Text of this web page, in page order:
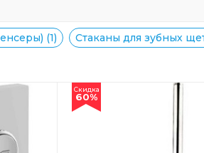
(1)
Стаканы для зубных
Скидка
60%